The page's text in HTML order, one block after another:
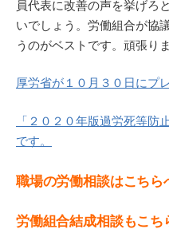
員代表に改善の声を挙げろ
いでしょう。労働組合が協
うのがベストです。頑張り
厚労省が１０月３０日にプ
「２０２０年版過労死等防
です。
職場の労働相談はこちら
労働組合結成相談もこち